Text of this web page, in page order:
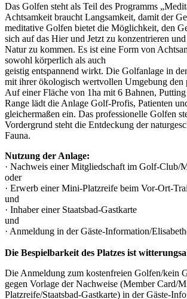
Das Golfen steht als Teil des Programms
Achtsamkeit braucht Langsamkeit, damit der
meditative Golfen bietet die Möglichkeit, den
sich auf das Hier und Jetzt zu konzentrieren
Natur zu kommen. Es ist eine Form von
sowohl körperlich als auch
geistig entspannend wirkt. Die Golfanlage in
mit ihrer ökologisch wertvollen Umgebung den
Auf einer Fläche von 1ha mit 6 Bahnen,
Range lädt die Anlage Golf-Profis, Patienten
gleichermaßen ein. Das professionelle Golfen
Vordergrund steht die Entdeckung der
Fauna.
Nutzung der Anlage:
· Nachweis einer Mitgliedschaft im Golf-Club/
oder
· Erwerb einer Mini-Platzreife beim Vor-Ort-
und
· Inhaber einer Staatsbad-Gastkarte
und
· Anmeldung in der Gäste-Information/
Die Bespielbarkeit des Platzes ist
Die Anmeldung zum kostenfreien Golfen/kein
gegen Vorlage der Nachweise (Member Card/
Platzreife/Staatsbad-Gastkarte) in der Gäste-